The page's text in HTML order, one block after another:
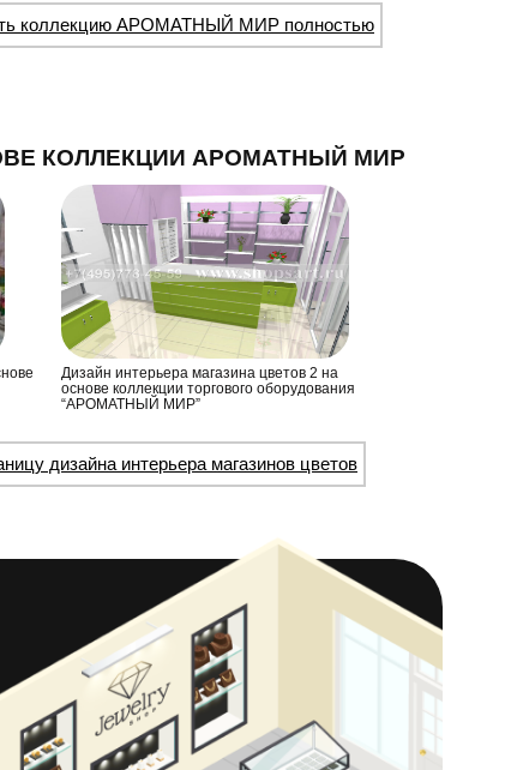
коллекцию АРОМАТНЫЙ МИР полностью
КОЛЛЕКЦИИ АРОМАТНЫЙ МИР
Дизайн интерьера магазина цветов 2 на
основе коллекции торгового оборудования
“АРОМАТНЫЙ МИР”
дизайна интерьера магазинов цветов